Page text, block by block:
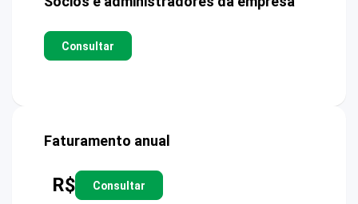
Consultar
Faturamento anual
R$ Consultar